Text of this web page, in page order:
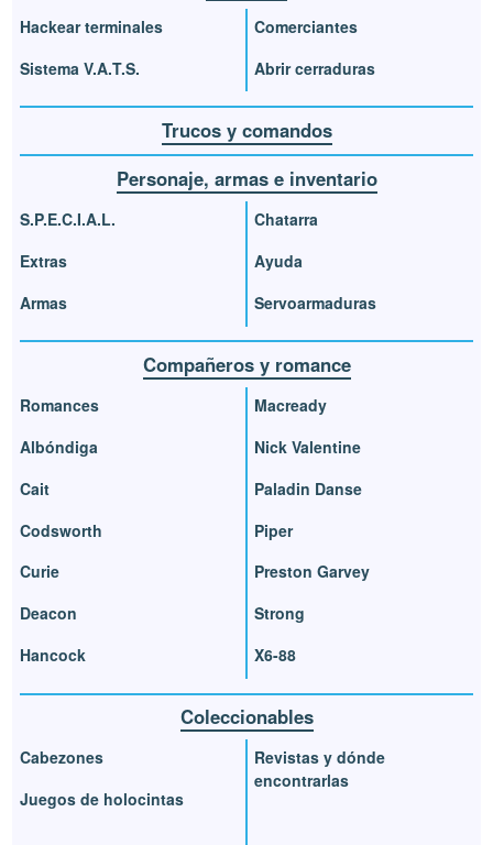
Hackear terminales
Sistema V.A.T.S.
Comerciantes
Abrir cerraduras
Trucos y comandos
Personaje, armas e inventario
S.P.E.C.I.A.L.
Extras
Armas
Chatarra
Ayuda
Servoarmaduras
Compañeros y romance
Romances
Albóndiga
Cait
Codsworth
Curie
Deacon
Hancock
Macready
Nick Valentine
Paladin Danse
Piper
Preston Garvey
Strong
X6-88
Coleccionables
Cabezones
Juegos de holocintas
Revistas y dónde
encontrarlas